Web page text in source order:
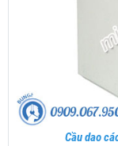
Cầu dao